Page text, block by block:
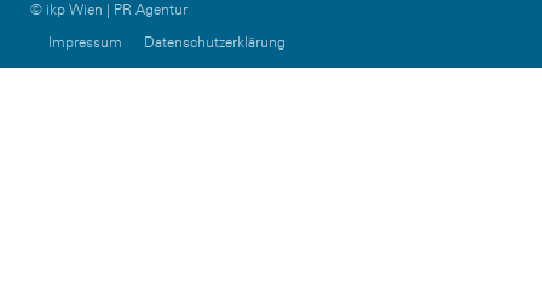
© ikp Wien | PR Agentur
Impressum
Datenschutzerklärung